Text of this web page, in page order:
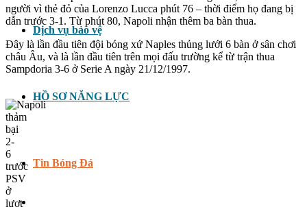
Dịch vụ bảo vệ
HỒ SƠ NĂNG LỰC
Tin Bóng Đá
người vì thẻ đỏ của Lorenzo Lucca phút 76 – thời điểm họ đang bị
dẫn trước 3-1. Từ phút 80, Napoli nhận thêm ba bàn thua.
Đây là lần đầu tiên đội bóng xứ Naples thủng lưới 6 bàn ở sân chơi
châu Âu, và là lần đầu tiên trên mọi đấu trường kể từ trận thua
Sampdoria 3-6 ở Serie A ngày 21/12/1997.